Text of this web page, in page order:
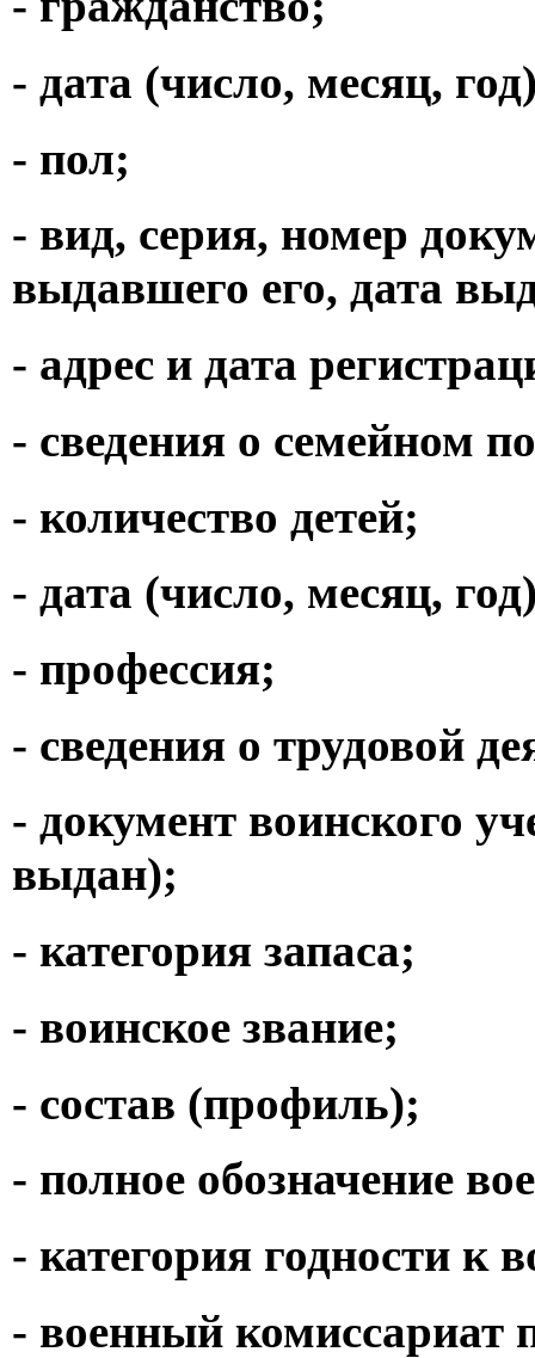
- дата (число, месяц,
- пол;
- вид, серия, номер
выдавшего его, дата
- адрес и дата
- сведения о семейном
- количество детей;
- дата (число, месяц,
- профессия;
- сведения о трудовой
- документ воинского
выдан);
- категория запаса;
- воинское звание;
- состав (профиль);
- полное обозначение
- категория годности к
- военный комиссариат